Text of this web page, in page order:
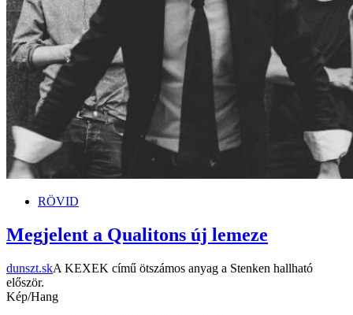
RÖVID
Megjelent a Qualitons új lemeze
dunszt.skA KEXEK című ötszámos anyag a Stenken hallható
először.
Kép/Hang